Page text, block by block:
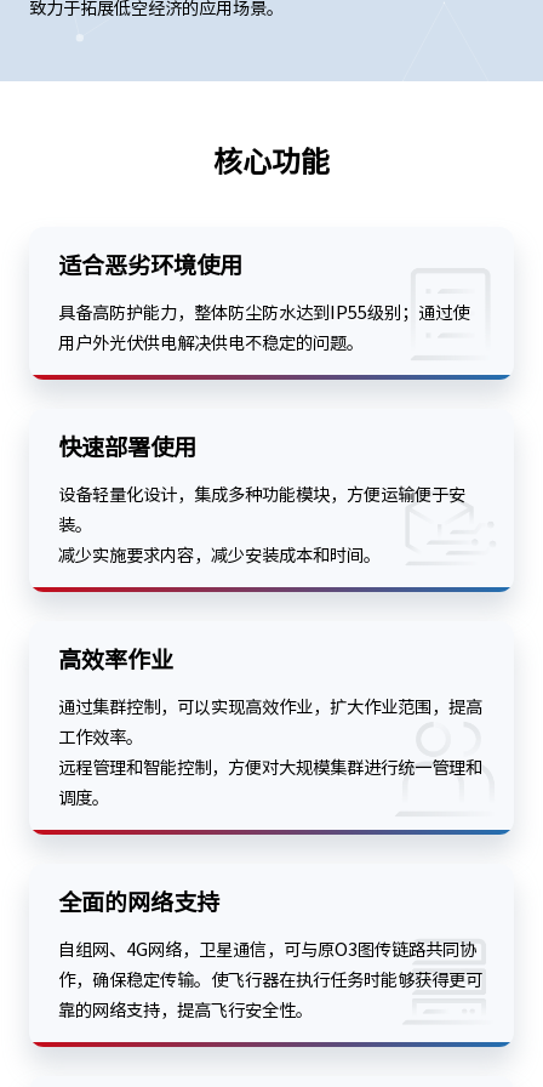
致力于拓展低空经济的应用场景。
核心功能
适合恶劣环境使用
具备高防护能力，整体防尘防水达到IP55级别；通过使
用户外光伏供电解决供电不稳定的问题。
快速部署使用
设备轻量化设计，集成多种功能模块，方便运输便于安
装。
减少实施要求内容，减少安装成本和时间。
高效率作业
通过集群控制，可以实现高效作业，扩大作业范围，提高
工作效率。
远程管理和智能控制，方便对大规模集群进行统一管理和
调度。
全面的网络支持
自组网、4G网络，卫星通信，可与原O3图传链路共同协
作，确保稳定传输。使飞行器在执行任务时能够获得更可
靠的网络支持，提高飞行安全性。